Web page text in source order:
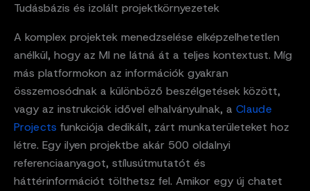
Tudásbázis és izolált projektkörnyezetek
A komplex projektek menedzselése elképzelhetetlen
anélkül, hogy az MI ne látná át a teljes kontextust. Míg
más platformokon az információk gyakran
összemosódnak a különböző beszélgetések között,
vagy az instrukciók idővel elhalványulnak, a Claude
Projects funkciója dedikált, zárt munkaterületeket hoz
létre. Egy ilyen projektbe akár 500 oldalnyi
referenciaanyagot, stílusútmutatót és
háttérinformációt tölthetsz fel. Amikor egy új chatet